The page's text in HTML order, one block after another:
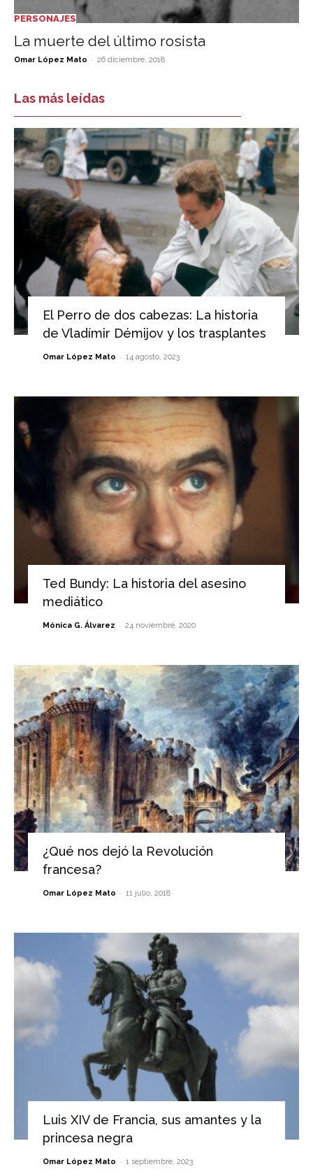
PERSONAJES
La muerte del último rosista
Omar López Mato - 26 diciembre, 2018
Las más leídas
El Perro de dos cabezas: La historia
de Vladímir Démijov y los trasplantes
Omar López Mato - 14 agosto, 2023
Ted Bundy: La historia del asesino
mediático
Mónica G. Álvarez - 24 noviembre, 2020
¿Qué nos dejó la Revolución
francesa?
Omar López Mato - 11 julio, 2018
Luis XIV de Francia, sus amantes y la
princesa negra
Omar López Mato - 1 septiembre, 2023